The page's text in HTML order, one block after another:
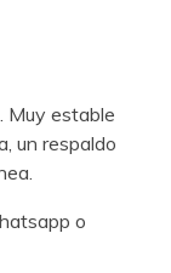
Muy estable
un respaldo
o